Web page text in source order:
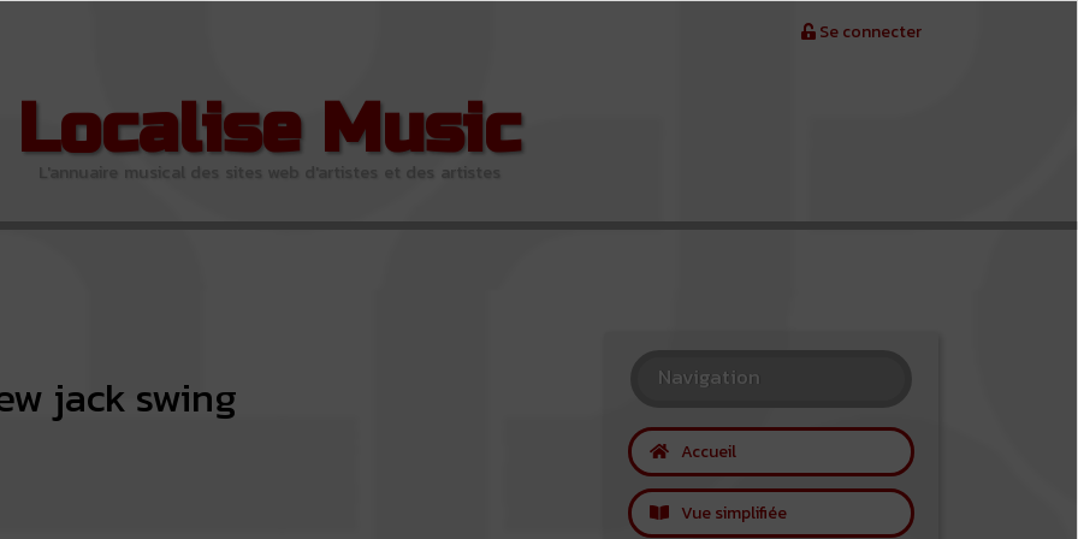
Se connecter
Localise Music
L'annuaire musical des sites web d'artistes et des artistes
jack swing Navigation
Accueil
Vue simplifiée